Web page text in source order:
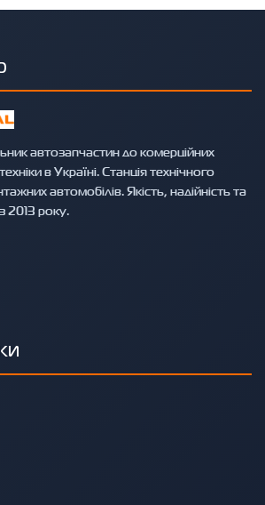
автозапчастин до комерційних
в Україні. Станція технічного
автомобілів. Якість, надійність та
2013 року.